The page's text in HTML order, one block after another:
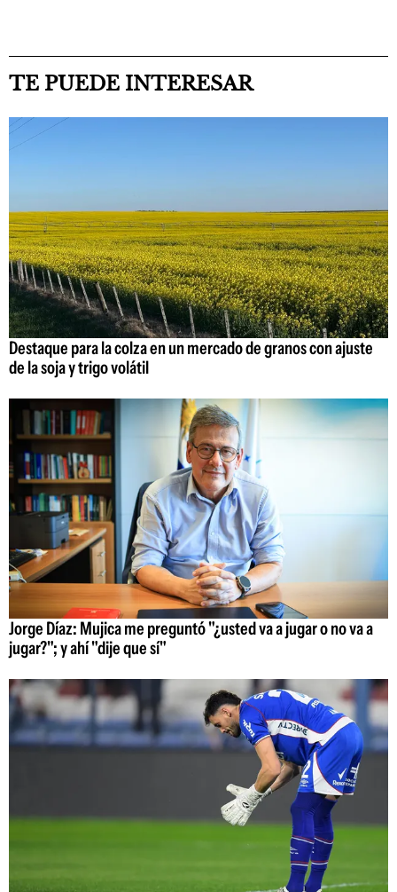
TE PUEDE INTERESAR
Destaque para la colza en un mercado de granos con ajuste
de la soja y trigo volátil
Jorge Díaz: Mujica me preguntó "¿usted va a jugar o no va a
jugar?"; y ahí "dije que sí"